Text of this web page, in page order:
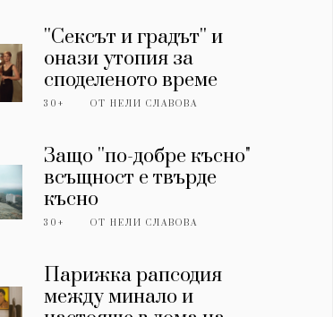
''Сексът и градът'' и
онази утопия за
споделеното време
30+ ОТНЕЛИ СЛАВОВА
Защо ''по-добре късно"
всъщност е твърде
късно
30+ ОТНЕЛИ СЛАВОВА
Парижка рапсодия
между минало и